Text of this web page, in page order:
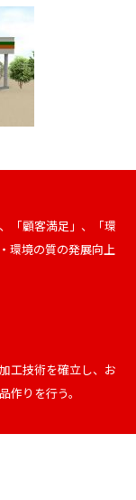
「顧客満足」、「環
環境の質の発展向上
工技術を確立し、お
作りを行う。